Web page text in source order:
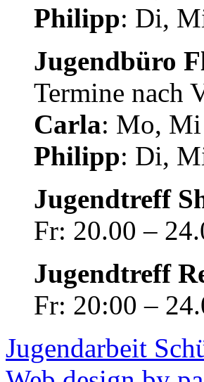
Philipp: Di,
Jugendbüro
Termine nach
Carla: Mo,
Philipp: Di,
Jugendtreff
Fr: 20.00 –
Jugendtreff
Fr: 20:00 –
Jugendarbeit